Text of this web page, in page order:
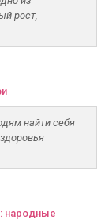
рост,
найти себя
народные